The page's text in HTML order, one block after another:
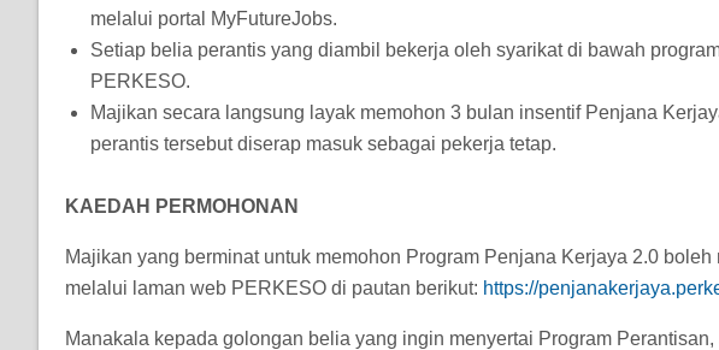
melalui portal MyFutureJobs.
Setiap belia perantis yang diambil bekerja oleh syarikat di bawah
PERKESO.
Majikan secara langsung layak memohon 3 bulan insentif Penjana
perantis tersebut diserap masuk sebagai pekerja tetap.
KAEDAH PERMOHONAN
Majikan yang berminat untuk memohon Program Penjana Kerjaya 2.0
melalui laman web PERKESO di pautan berikut: https://
Manakala kepada golongan belia yang ingin menyertai Program